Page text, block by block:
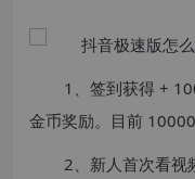
1、签到获得 +
金币奖励。目前 10000
2、新人首次看视